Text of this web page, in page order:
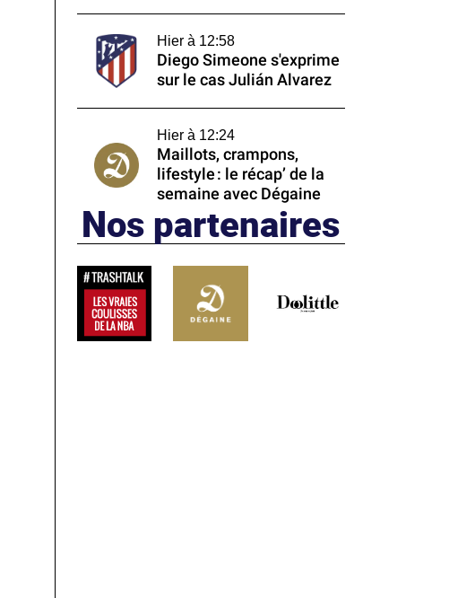
Hier à 12:58
Diego Simeone s'exprime
sur le cas Julián Alvarez
Hier à 12:24
Maillots, crampons,
lifestyle : le récap’ de la
semaine avec Dégaine
Nos partenaires